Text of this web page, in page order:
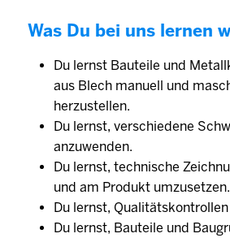
Was Du bei uns lernen
Du lernst Bauteile und
aus Blech manuell und
herzustellen.
Du lernst, verschiedene
anzuwenden.
Du lernst, technische
und am Produkt umzusetzen.
Du lernst,
Du lernst, Bauteile und